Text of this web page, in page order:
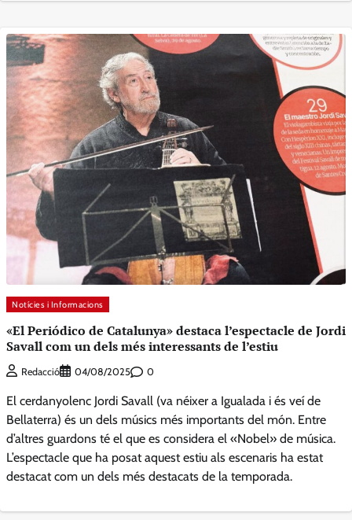
Notícies i Informacions
«El Periódico de Catalunya» destaca l’espectacle de Jordi
Savall com un dels més interessants de l’estiu
Redacció 04/08/2025 0
El cerdanyolenc Jordi Savall (va néixer a Igualada i és veí de
Bellaterra) és un dels músics més importants del món. Entre
d’altres guardons té el que es considera el «Nobel» de música.
L’espectacle que ha posat aquest estiu als escenaris ha estat
destacat com un dels més destacats de la temporada.